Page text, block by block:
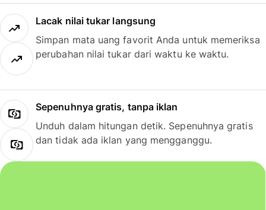
Lacak nilai tukar langsung
Simpan mata uang favorit Anda untuk memeriksa
perubahan nilai tukar dari waktu ke waktu.
Sepenuhnya gratis, tanpa iklan
Unduh dalam hitungan detik. Sepenuhnya gratis
dan tidak ada iklan yang mengganggu.